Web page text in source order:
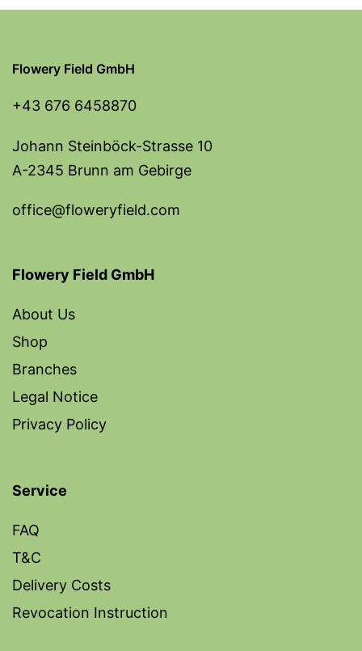
Flowery Field GmbH
+43 676 6458870
Johann Steinböck-Strasse 10
A-2345 Brunn am Gebirge
office@floweryfield.com
Flowery Field GmbH
About Us
Shop
Branches
Legal Notice
Privacy Policy
Service
FAQ
T&C
Delivery Costs
Revocation Instruction